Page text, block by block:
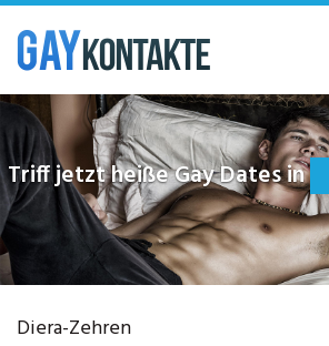
Skip
main
content
Triff jetzt heiße Gay Dates in
Diera-Zehren